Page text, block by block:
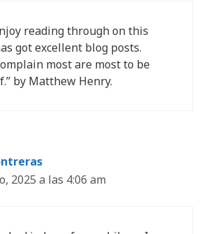
reading through on this
got excellent blog posts.
most are most to be
by Matthew Henry.
2025 a las 4:06 am